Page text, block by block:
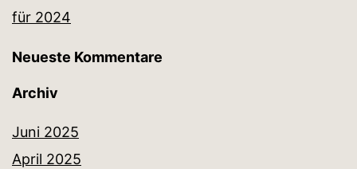
für 2024
Neueste Kommentare
Archiv
Juni 2025
April 2025